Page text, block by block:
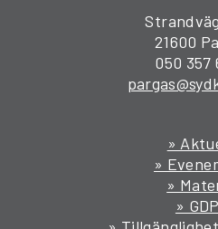
21600
050 357
»
»
»
»